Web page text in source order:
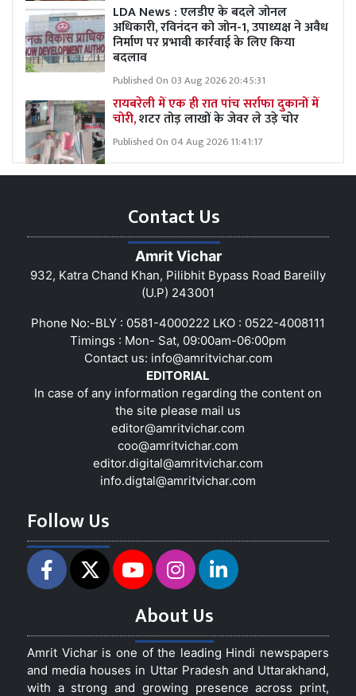
LDA News : एलडीए के बदले जोनल
अधिकारी, रविनंदन को जोन-1, उपाध्यक्ष ने अवैध
निर्माण पर प्रभावी कार्रवाई के लिए किया
बदलाव
Published On 03 Aug 2026 20:45:31
रायबरेली में एक ही रात पांच सर्राफा दुकानों में
चोरी,शटर तोड़ लाखों के जेवर ले उड़े चोर
Published On 04 Aug 2026 11:41:17
Contact Us
Amrit Vichar
932, Katra Chand Khan, Pilibhit Bypass Road Bareilly
(U.P) 243001
Phone No:-BLY : 0581-4000222 LKO : 0522-4008111
Timings : Mon- Sat, 09:00am-06:00pm
Contact us: info@amritvichar.com
EDITORIAL
In case of any information regarding the content on
the site please mail us
editor@amritvichar.com
coo@amritvichar.com
editor.digital@amritvichar.com
info.digtal@amritvichar.com
Follow Us
About Us
Amrit Vichar is one of the leading Hindi newspapers
and media houses in Uttar Pradesh and Uttarakhand,
with a strong and growing presence across print,